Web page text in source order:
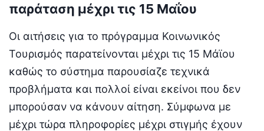
παράταση μέχρι τις 15 Μαΐου
Οι αιτήσεις για το πρόγραμμα Κοινωνικός
Τουρισμός παρατείνονται μέχρι τις 15 Μάϊου
καθώς το σύστημα παρουσίαζε τεχνικά
προβλήματα και πολλοί είναι εκείνοι που δεν
μπορούσαν να κάνουν αίτηση. Σύμφωνα με
μέχρι τώρα πληροφορίες μέχρι στιγμής έχουν